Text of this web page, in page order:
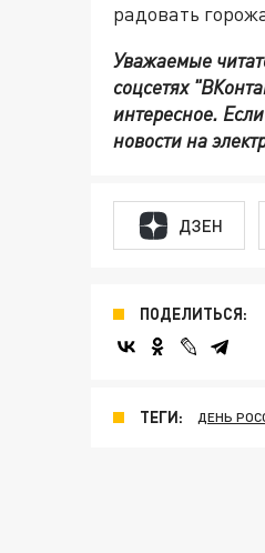
радовать
Уважаемые
соцсетях
интересное.
новости на
ДЗЕН
ПОДЕЛИТЬСЯ:
ТЕГИ: ДЕНЬ